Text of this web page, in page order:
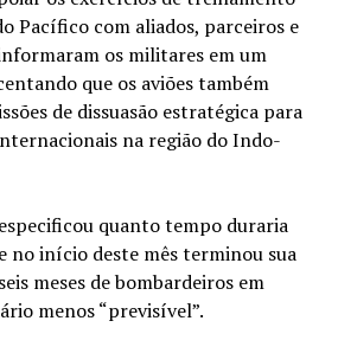
Pacífico com aliados, parceiros e
os militares em um
que os aviões também
de dissuasão estratégica para
na região do Indo-
quanto tempo duraria
no início deste mês terminou sua
meses de bombardeiros em
menos “previsível”.